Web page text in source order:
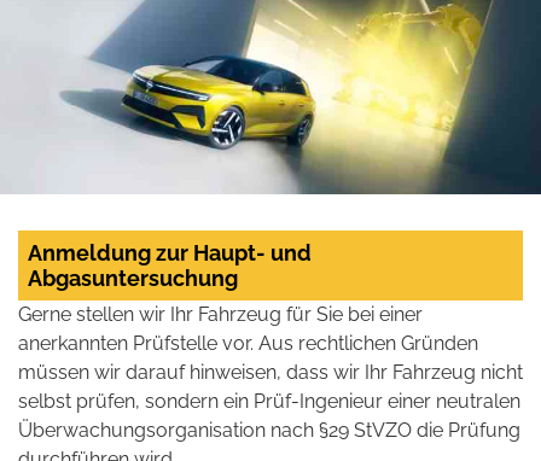
Anmeldung zur Haupt- und
Abgasuntersuchung
Gerne stellen wir Ihr Fahrzeug für Sie bei einer
anerkannten Prüfstelle vor. Aus rechtlichen Gründen
müssen wir darauf hinweisen, dass wir Ihr Fahrzeug nicht
selbst prüfen, sondern ein Prüf-Ingenieur einer neutralen
Überwachungsorganisation nach §29 StVZO die Prüfung